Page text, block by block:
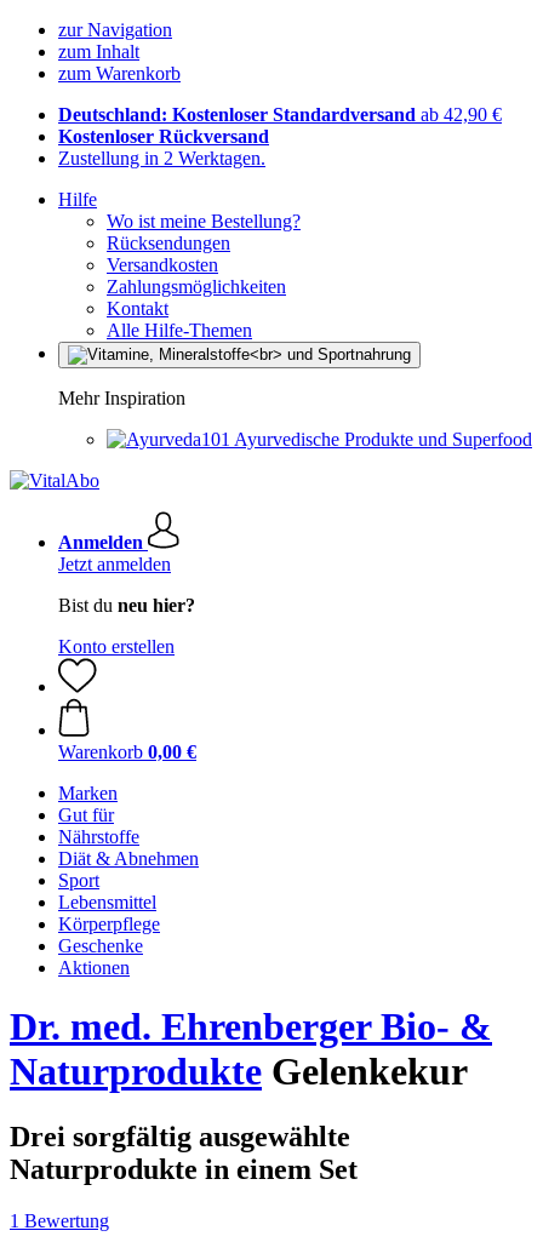
zur Navigation
zum Inhalt
zum Warenkorb
Deutschland: Kostenloser Standardversand ab 42,90 €
Kostenloser Rückversand
Zustellung in 2 Werktagen.
Hilfe
Wo ist meine Bestellung?
Rücksendungen
Versandkosten
Zahlungsmöglichkeiten
Kontakt
Alle Hilfe-Themen
Mehr Inspiration
Ayurvedische Produkte und Superfood
Anmelden
Jetzt anmelden
Bist du neu hier?
Konto erstellen
Warenkorb 0,00 €
Marken
Gut für
Nährstoffe
Diät & Abnehmen
Sport
Lebensmittel
Körperpflege
Geschenke
Aktionen
Dr. med. Ehrenberger Bio- &
Naturprodukte Gelenkekur
Drei sorgfältig ausgewählte
Naturprodukte in einem Set
1 Bewertung